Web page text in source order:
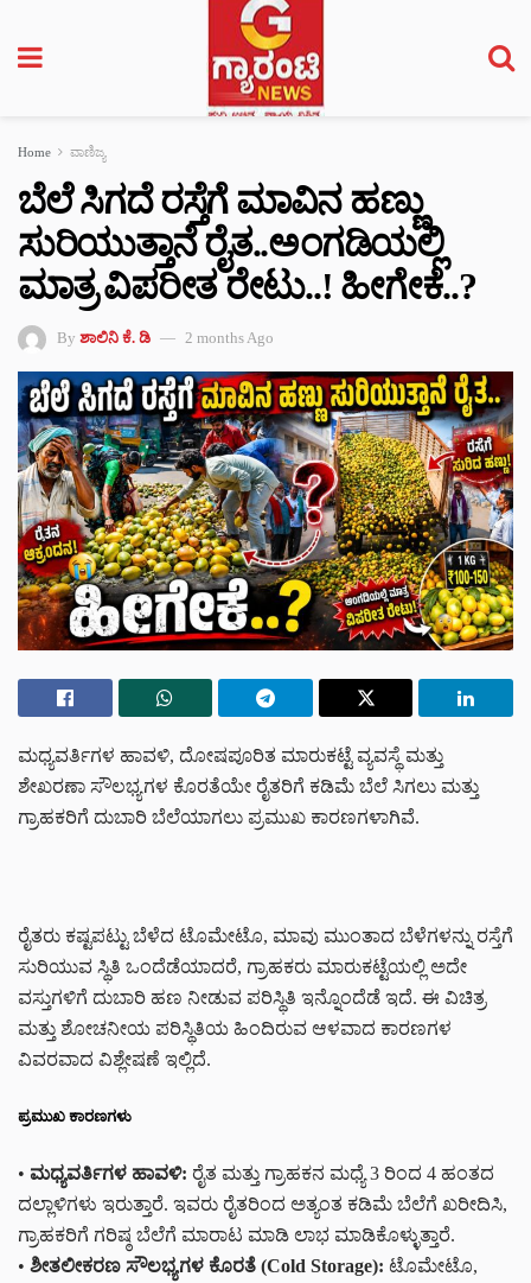
Home ವಾಣಿಜ್ಯ
ಬೆಲೆ ಸಿಗದೆ ರಸ್ತೆಗೆ ಮಾವಿನ ಹಣ್ಣು
ಸುರಿಯುತ್ತಾನೆ ರೈತ..ಅಂಗಡಿಯಲ್ಲಿ
ಮಾತ್ರ ವಿಪರೀತ ರೇಟು..! ಹೀಗೇಕೆ..?
By ಶಾಲಿನಿ ಕೆ. ಡಿ 2 months Ago
ಮಧ್ಯವರ್ತಿಗಳ ಹಾವಳಿ, ದೋಷಪೂರಿತ ಮಾರುಕಟ್ಟೆ ವ್ಯವಸ್ಥೆ ಮತ್ತು
ಶೇಖರಣಾ ಸೌಲಭ್ಯಗಳ ಕೊರತೆಯೇ ರೈತರಿಗೆ ಕಡಿಮೆ ಬೆಲೆ ಸಿಗಲು ಮತ್ತು
ಗ್ರಾಹಕರಿಗೆ ದುಬಾರಿ ಬೆಲೆಯಾಗಲು ಪ್ರಮುಖ ಕಾರಣಗಳಾಗಿವೆ.
ರೈತರು ಕಷ್ಟಪಟ್ಟು ಬೆಳೆದ ಟೊಮೇಟೊ, ಮಾವು ಮುಂತಾದ ಬೆಳೆಗಳನ್ನು ರಸ್ತೆಗೆ
ಸುರಿಯುವ ಸ್ಥಿತಿ ಒಂದೆಡೆಯಾದರೆ, ಗ್ರಾಹಕರು ಮಾರುಕಟ್ಟೆಯಲ್ಲಿ ಅದೇ
ವಸ್ತುಗಳಿಗೆ ದುಬಾರಿ ಹಣ ನೀಡುವ ಪರಿಸ್ಥಿತಿ ಇನ್ನೊಂದೆಡೆ ಇದೆ. ಈ ವಿಚಿತ್ರ
ಮತ್ತು ಶೋಚನೀಯ ಪರಿಸ್ಥಿತಿಯ ಹಿಂದಿರುವ ಆಳವಾದ ಕಾರಣಗಳ
ವಿವರವಾದ ವಿಶ್ಲೇಷಣೆ ಇಲ್ಲಿದೆ.
ಪ್ರಮುಖ ಕಾರಣಗಳು
• ಮಧ್ಯವರ್ತಿಗಳ ಹಾವಳಿ: ರೈತ ಮತ್ತು ಗ್ರಾಹಕನ ಮಧ್ಯೆ 3 ರಿಂದ 4 ಹಂತದ
ದಲ್ಲಾಳಿಗಳು ಇರುತ್ತಾರೆ. ಇವರು ರೈತರಿಂದ ಅತ್ಯಂತ ಕಡಿಮೆ ಬೆಲೆಗೆ ಖರೀದಿಸಿ,
ಗ್ರಾಹಕರಿಗೆ ಗರಿಷ್ಠ ಬೆಲೆಗೆ ಮಾರಾಟ ಮಾಡಿ ಲಾಭ ಮಾಡಿಕೊಳ್ಳುತ್ತಾರೆ.
• ಶೀತಲೀಕರಣ ಸೌಲಭ್ಯಗಳ ಕೊರತೆ (Cold Storage): ಟೊಮೇಟೊ,